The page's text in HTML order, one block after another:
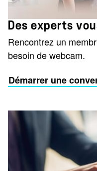
Des experts
Rencontrez un
besoin de webcam.
Démarrer une